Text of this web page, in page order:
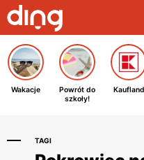
Wakacje
Powrót do
szkoły!
Kaufland
TAGI